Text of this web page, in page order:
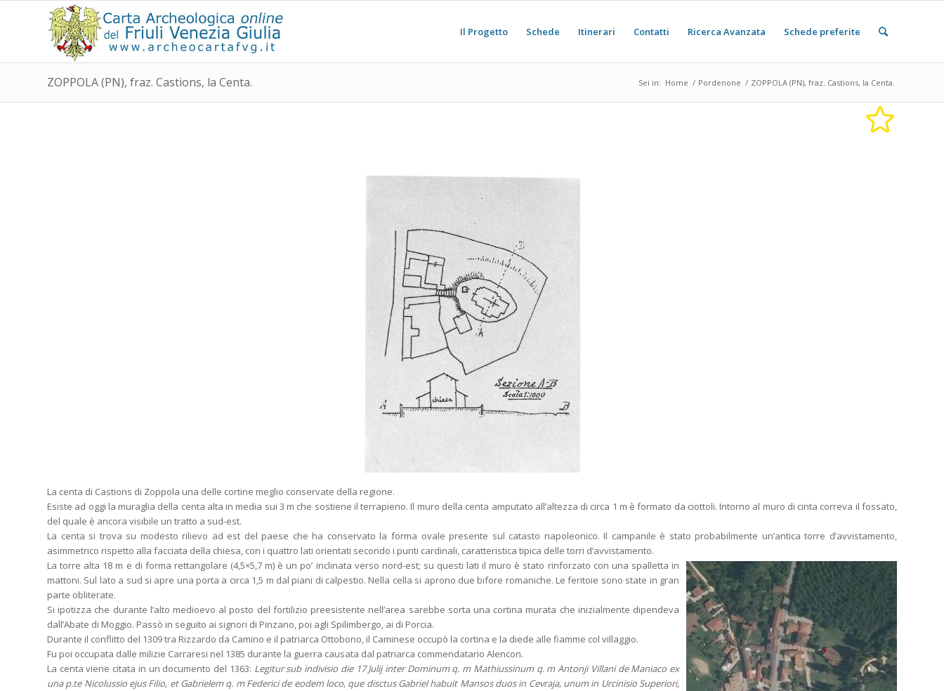
Il Progetto Schede Itinerari Contatti Ricerca Avanzata Schede preferite
ZOPPOLA (PN), fraz. Castions, la Centa. Sei in: Home / Pordenone / ZOPPOLA (PN), fraz. Castions, la Centa.
La centa di Castions di Zoppola una delle cortine meglio conservate della regione.
Esiste ad oggi la muraglia della centa alta in media sui 3 m che sostiene il terrapieno. Il muro della centa amputato all’altezza di circa 1 m è formato da ciottoli. Intorno al muro di cinta correva il fossato,
del quale è ancora visibile un tratto a sud-est.
La centa si trova su modesto rilievo ad est del paese che ha conservato la forma ovale presente sul catasto napoleonico. Il campanile è stato probabilmente un’antica torre d’avvistamento,
asimmetrico rispetto alla facciata della chiesa, con i quattro lati orientati secondo i punti cardinali, caratteristica tipica delle torri d’avvistamento.
La torre alta 18 m e di forma rettangolare (4,5×5,7 m) è un po’ inclinata verso nord-est; su questi lati il muro è stato rinforzato con una spalletta in
mattoni. Sul lato a sud si apre una porta a circa 1,5 m dal piani di calpestio. Nella cella si aprono due bifore romaniche. Le feritoie sono state in gran
parte obliterate.
Si ipotizza che durante l’alto medioevo al posto del fortilizio preesistente nell’area sarebbe sorta una cortina murata che inizialmente dipendeva
dall’Abate di Moggio. Passò in seguito ai signori di Pinzano, poi agli Spilimbergo, ai di Porcia.
Durante il conflitto del 1309 tra Rizzardo da Camino e il patriarca Ottobono, il Caminese occupò la cortina e la diede alle fiamme col villaggio.
Fu poi occupata dalle milizie Carraresi nel 1385 durante la guerra causata dal patriarca commendatario Alencon.
La centa viene citata in un documento del 1363: Legitur sub indivisio die 17 Julij inter Dominum q. m Mathiussinum q. m Antonji Villani de Maniaco ex
una p.te Nicolussio ejus Filio, et Gabrielem q. m Federici de eodem loco, que disctus Gabriel habuit Mansos duos in Cevraja, unum in Urcinisio Superiori,